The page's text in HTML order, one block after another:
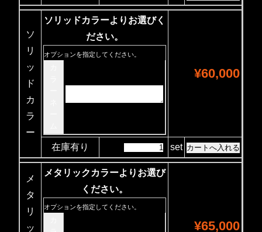
ソ
リ
ッ
ド
カ
ラ
ー
ソリッドカラーよりお選びく
ださい。
オプションを指定してください。
¥60,000
在庫有り set
メ
タ
リ
ッ
メタリックカラーよりお選び
ください。
オプションを指定してください。
¥65,000